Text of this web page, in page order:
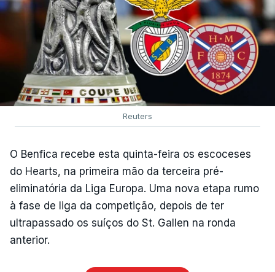
Reuters
O Benfica recebe esta quinta-feira os escoceses
do Hearts, na primeira mão da terceira pré-
eliminatória da Liga Europa. Uma nova etapa rumo
à fase de liga da competição, depois de ter
ultrapassado os suíços do St. Gallen na ronda
anterior.